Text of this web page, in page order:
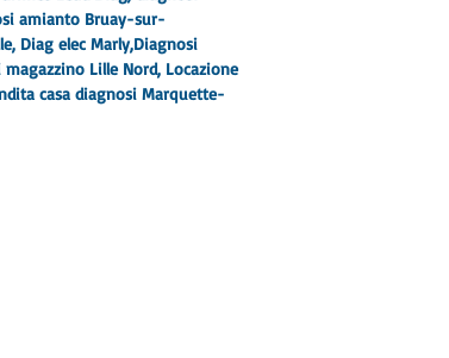
amianto Bruay-sur-
Diag elec Marly,Diagnosi
Lille Nord, Locazione
casa diagnosi Marquette-